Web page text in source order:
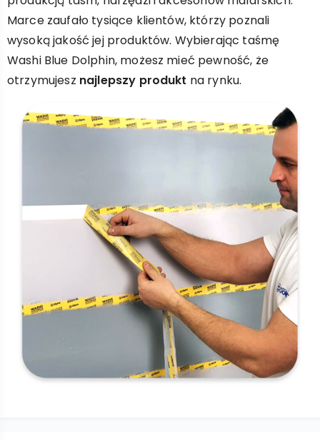
Marce zaufało tysiące klientów, którzy poznali
wysoką jakość jej produktów. Wybierając taśmę
Washi Blue Dolphin, możesz mieć pewność, że
otrzymujesz najlepszy produkt na rynku.